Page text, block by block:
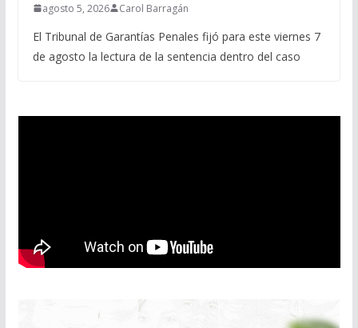
agosto 5, 2026 Carol Barragán
El Tribunal de Garantías Penales fijó para este viernes 7
de agosto la lectura de la sentencia dentro del caso